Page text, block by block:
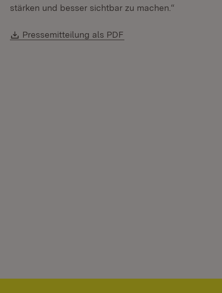
stärken und besser sichtbar zu machen.“
Download:
Pressemitteilung als PDF